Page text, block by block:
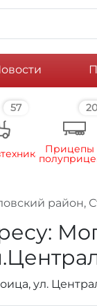
57 20
Прицепы
район,
ул.